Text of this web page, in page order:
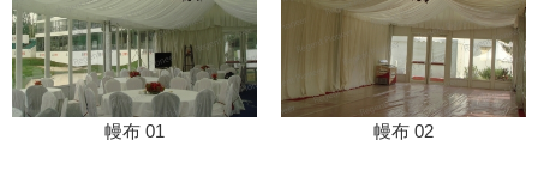
幔布 01 幔布 02